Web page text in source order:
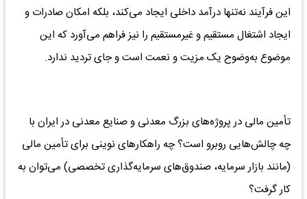
این فرآیند نه‌تنها درآمد داخلی ایجاد می‌کند، بلکه امکان صادرات و
ایجاد اشتغال مستقیم و غیرمستقیم را نیز فراهم می‌آورد که این
موضوع به‌وضوح یک مزیت و نعمت است و جای تردید ندارد.
تأمین مالی در پروژه‌های بزرگ معدنی و صنایع معدنی در ایران با
چه چالش‌هایی روبرو است؟ چه راهکارهای نوینی برای تأمین مالی
(مانند بازار سرمایه، صندوق‌های سرمایه‌گذاری تخصصی) می‌توان به
کار گرفت؟